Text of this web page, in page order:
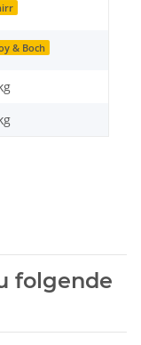
& Boch
folgende